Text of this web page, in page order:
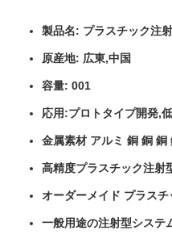
製品名: プラスチック注
原産地: 広東,中国
容量: 001
応用:プロトタイプ開発,
金属素材 アルミ 銅 銅 銅
高精度プラスチック注射
オーダーメイド プラス
一般用途の注射型システ